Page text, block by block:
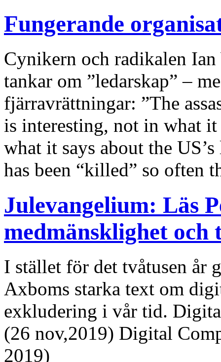
Fungerande
Cynikern och radikalen Ian
tankar om ”ledarskap” –
fjärravrättningar: ”The
is interesting, not in what it
what it says about the
has been “killed” so often
Julevangelium: Läs
medmänsklighet och
I stället för det tvåtusen år
Axboms starka text om
exkludering i vår tid.
(26 nov,2019) Digital
2019)